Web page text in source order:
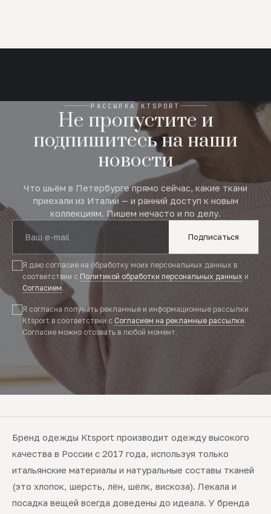
РАССЫЛКА KTSPORT
Не пропустите и
подпишитесь на наши
новости
Что шьём в Петербурге прямо сейчас, какие ткани
приехали из Италии — и ранний доступ к новым
коллекциям. Пишем нечасто и по делу.
Подписаться
Я даю согласие на обработку моих персональных данных в
соответствии с Политикой обработки персональных данных и
Согласием.
Я согласна получать рекламные и информационные рассылки
Ktsport в соответствии с Согласием на рекламные рассылки.
Согласие можно отозвать в любой момент.
Бренд одежды Ktsport производит одежду высокого
качества в России с 2017 года, используя только
итальянские материалы и натуральные составы тканей
(это хлопок, шерсть, лён, шёлк, вискоза). Лекала и
посадка вещей всегда доведены до идеала. У бренда